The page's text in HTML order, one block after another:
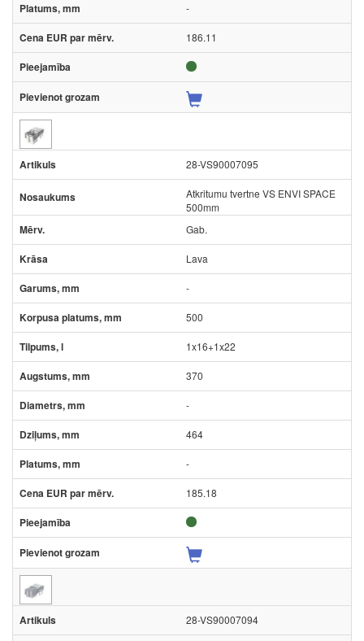
-
186.11
28-VS90007095
Atkritumu tvertne VS ENVI SPACE
500mm
Gab.
Lava
-
500
1x16+1x22
370
-
464
-
185.18
28-VS90007094